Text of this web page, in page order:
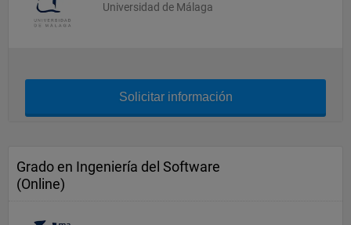
Universidad de Málaga
Solicitar información
Grado en Ingeniería del Software
(Online)